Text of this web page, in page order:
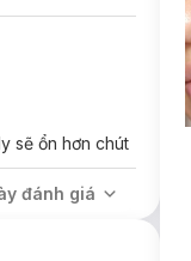
sẽ ổn hơn chút
đánh giá